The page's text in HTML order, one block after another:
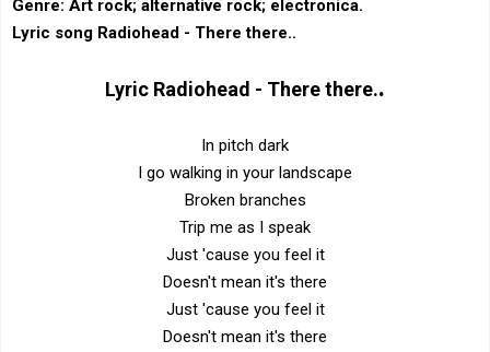
Genre: Art rock‎; ‎alternative rock‎; ‎electronica.
Lyric song Radiohead - There there..
Lyric Radiohead - There there..
In pitch dark
I go walking in your landscape
Broken branches
Trip me as I speak
Just 'cause you feel it
Doesn't mean it's there
Just 'cause you feel it
Doesn't mean it's there